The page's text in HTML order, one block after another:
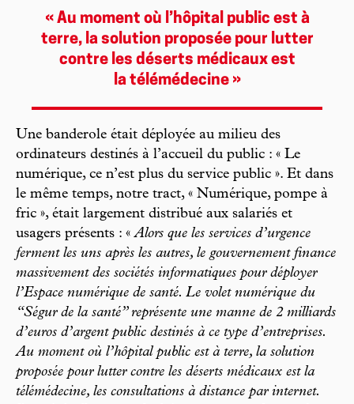
« Au moment où ­l’hôpital public est à
terre, la ­solution proposée pour lutter
contre les déserts ­médicaux est
la télémédecine »
Une banderole était déployée au milieu des
ordinateurs destinés à l’accueil du public : « Le
numérique, ce n’est plus du service public ». Et dans
le même temps, notre tract, « Numérique, pompe à
fric », était largement distribué aux salariés et
usagers présents : «Alors que les services d’urgence
ferment les uns après les autres, le gouvernement finance
massivement des sociétés informatiques pour déployer
l’Espace numérique de santé. Le volet numérique du
“Ségur de la santé” représente une manne de 2 milliards
d’euros d’argent public destinés à ce type d’entreprises.
Au moment où l’hôpital public est à terre, la solution
proposée pour lutter contre les déserts médicaux est la
télémédecine, les consultations à distance par internet.